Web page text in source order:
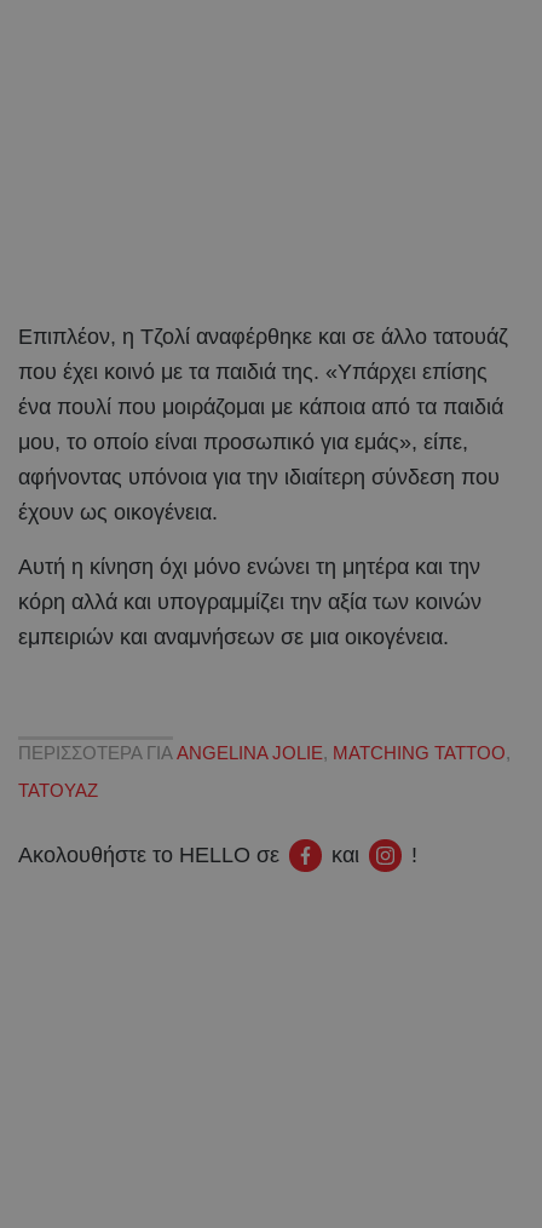
Επιπλέον, η Τζολί αναφέρθηκε και σε άλλο τατουάζ
που έχει κοινό με τα παιδιά της. «Υπάρχει επίσης
ένα πουλί που μοιράζομαι με κάποια από τα παιδιά
μου, το οποίο είναι προσωπικό για εμάς», είπε,
αφήνοντας υπόνοια για την ιδιαίτερη σύνδεση που
έχουν ως οικογένεια.
Αυτή η κίνηση όχι μόνο ενώνει τη μητέρα και την
κόρη αλλά και υπογραμμίζει την αξία των κοινών
εμπειριών και αναμνήσεων σε μια οικογένεια.
ΠΕΡΙΣΣΟΤΕΡΑ ΓΙΑ ANGELINA JOLIE, MATCHING TATTOO,
ΤΑΤΟΥΑΖ
Ακολουθήστε το HELLO σε και !